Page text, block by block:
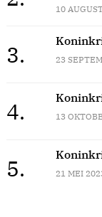
10
3. 23
4. 13
5. 21 MEI